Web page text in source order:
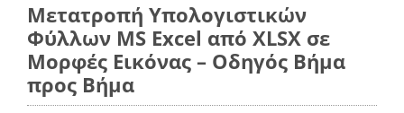
Μετατροπή Υπολογιστικών
Φύλλων MS Excel από XLSX σε
Μορφές Εικόνας – Οδηγός Βήμα
προς Βήμα